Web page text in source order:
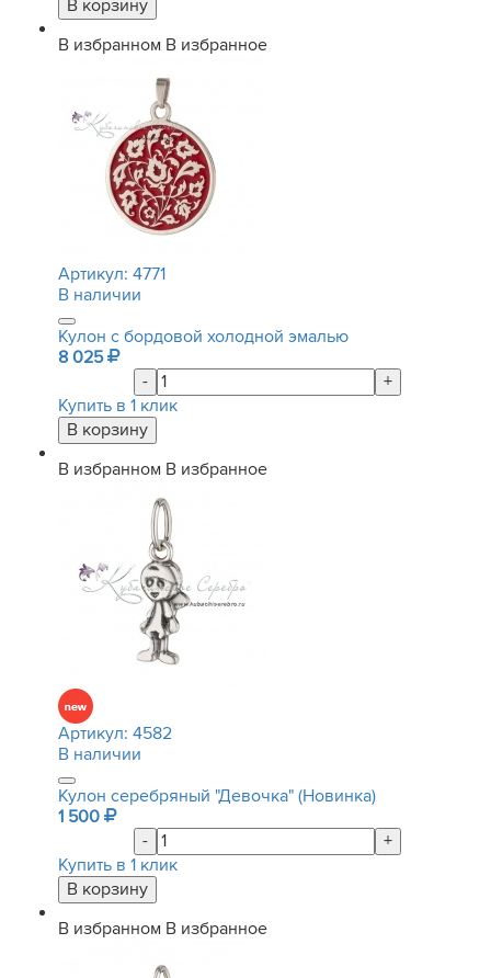
В избранном В избранное
Артикул: 4771
В наличии
Кулон с бордовой холодной эмалью
8 025
-
+
Купить в 1 клик
В избранном В избранное
Артикул: 4582
В наличии
Кулон серебряный "Девочка" (Новинка)
1 500
-
+
Купить в 1 клик
В избранном В избранное